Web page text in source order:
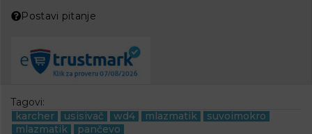
Postavi pitanje
Tagovi:
karcher
usisivač wd4 mlazmatik
suvoimokro
mlazmatik
pančevo